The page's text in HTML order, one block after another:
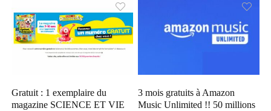
Gratuit : 1 exemplaire du
magazine SCIENCE ET VIE
3 mois gratuits à Amazon
Music Unlimited !! 50 millions